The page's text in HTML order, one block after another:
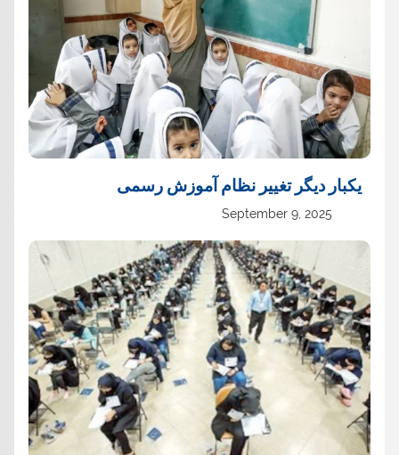
یک‏بار دیگر تغییر نظام آموزش رسمی
September 9, 2025